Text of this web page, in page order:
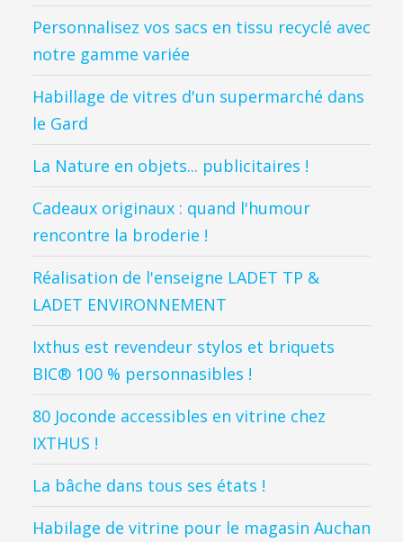
Personnalisez vos sacs en tissu recyclé avec
notre gamme variée
Habillage de vitres d'un supermarché dans
le Gard
La Nature en objets... publicitaires !
Cadeaux originaux : quand l'humour
rencontre la broderie !
Réalisation de l'enseigne LADET TP &
LADET ENVIRONNEMENT
Ixthus est revendeur stylos et briquets
BIC® 100 % personnasibles !
80 Joconde accessibles en vitrine chez
IXTHUS !
La bâche dans tous ses états !
Habilage de vitrine pour le magasin Auchan